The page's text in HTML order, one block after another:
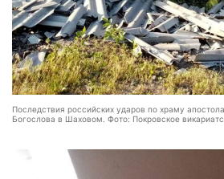
Последствия российских ударов по храму
Богослова в Шаховом. Фото: Покровское